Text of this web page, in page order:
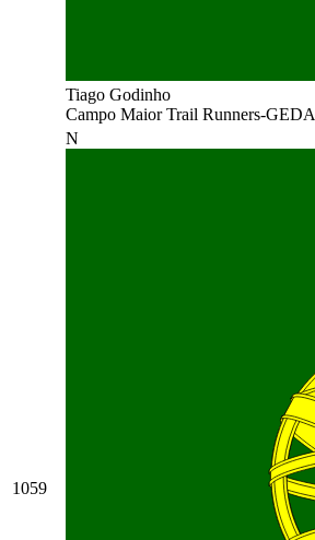
Tiago Godinho
Campo Maior Trail Runners-GEDA
1059
N